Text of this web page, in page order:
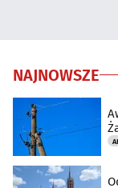
NAJNOWSZE